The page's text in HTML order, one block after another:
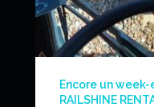
Encore un
RAILSHINE